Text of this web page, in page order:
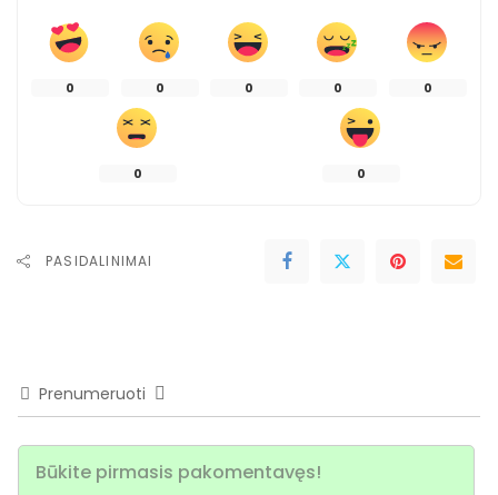
0 0 0 0 0
0 0
PASIDALINIMAI
Prenumeruoti